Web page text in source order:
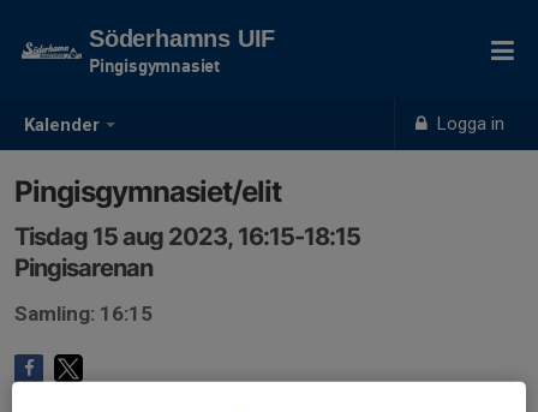
Kalender Logga in
Söderhamns UIF
Pingisgymnasiet
Pingisgymnasiet/elit
Tisdag 15 aug 2023, 16:15-18:15
Pingisarenan
Samling: 16:15